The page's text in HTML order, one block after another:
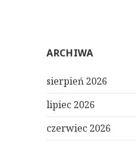
ARCHIWA
sierpień 2026
lipiec 2026
czerwiec 2026